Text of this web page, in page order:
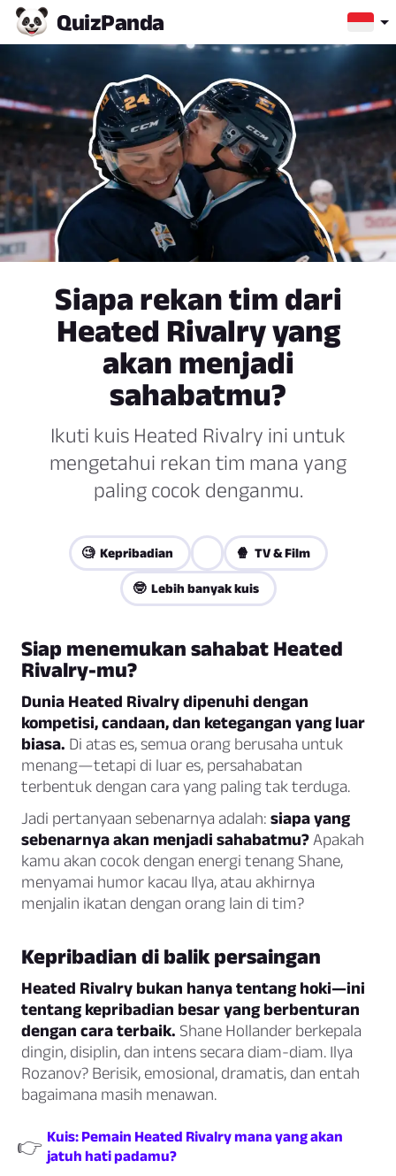
QuizPanda
Siapa rekan tim dari
Heated Rivalry yang
akan menjadi
sahabatmu?
Ikuti kuis Heated Rivalry ini untuk
mengetahui rekan tim mana yang
paling cocok denganmu.
🧐 Kepribadian 🍿 TV & Film
🤓 Lebih banyak kuis
Siap menemukan sahabat Heated
Rivalry-mu?
Dunia Heated Rivalry dipenuhi dengan
kompetisi, candaan, dan ketegangan yang luar
biasa. Di atas es, semua orang berusaha untuk
menang—tetapi di luar es, persahabatan
terbentuk dengan cara yang paling tak terduga.
Jadi pertanyaan sebenarnya adalah: siapa yang
sebenarnya akan menjadi sahabatmu?Apakah
kamu akan cocok dengan energi tenang Shane,
menyamai humor kacau Ilya, atau akhirnya
menjalin ikatan dengan orang lain di tim?
Kepribadian di balik persaingan
Heated Rivalry bukan hanya tentang hoki—ini
tentang kepribadian besar yang berbenturan
dengan cara terbaik. Shane Hollander berkepala
dingin, disiplin, dan intens secara diam-diam. Ilya
Rozanov? Berisik, emosional, dramatis, dan entah
bagaimana masih menawan.
👉 Kuis: Pemain Heated Rivalry mana yang akan
jatuh hati padamu?